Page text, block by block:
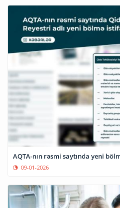
AQTA-nın rəsmi saytında yeni
09-01-2026